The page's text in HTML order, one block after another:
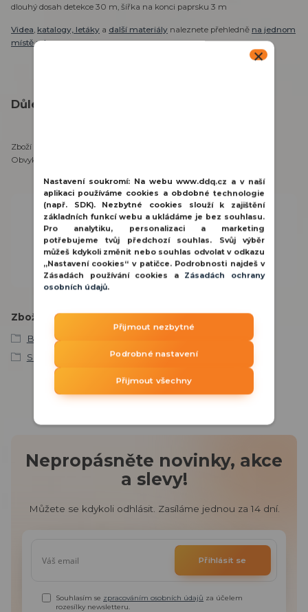
dlouhý dosah detekce 30 m, šířka na konci paprsku 3 m
Videa katalogy, letáky a další materiály naleznete přehledně na jednom
místě zde.
Důležité informace:
Zboží se nachází na našem externím skladu v Praze.
Obvyklá doba vyřízení objednávky je 3-5 pracovních dnů.
Potřebujete poradit?
800 100 116
PO - PÁ 8:00 - 15:30 hod.
obchod@ddq.cz
Zboží zařazeno v kategoriích
BE WAVE
Snímače a detektory
Nepropásněte novinky, akce
a slevy!
Můžete se kdykoli odhlásit. Zasíláme jednou za 14 dní.
Přihlásit se
Souhlasím se zpracováním osobních údajů za účelem
rozesílky newsletteru.
Nastavení soukromí:
Na webu www.ddq.cz a v naší
aplikaci používáme cookies a obdobné technologie
(např. SDK). Nezbytné cookies slouží k zajištění
základních funkcí webu a ukládáme je bez souhlasu.
Pro analytiku, personalizaci a marketing
potřebujeme tvůj předchozí souhlas. Svůj výběr
můžeš kdykoli změnit nebo souhlas odvolat v odkazu
„Nastavení cookies“ v patičce. Podrobnosti najdeš v
Zásadách používání cookies a Zásadách ochrany
osobních údajů.
Přijmout nezbytné
Podrobné nastavení
Přijmout všechny